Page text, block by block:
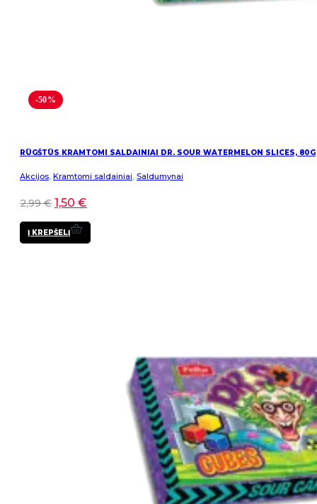
-50%
RŪGŠTŪS KRAMTOMI SALDAINIAI DR. SOUR WATERMELON SLICES, 80G
Akcijos, Kramtomi saldainiai, Saldumynai
2,99€ 1,50 €
Į KREPŠELĮ